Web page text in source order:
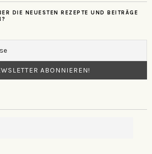
DIE NEUESTEN REZEPTE UND BEITRÄGE